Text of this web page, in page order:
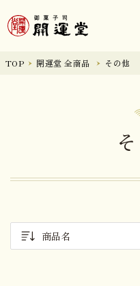
TOP 開運堂 全商品 その他
商品名